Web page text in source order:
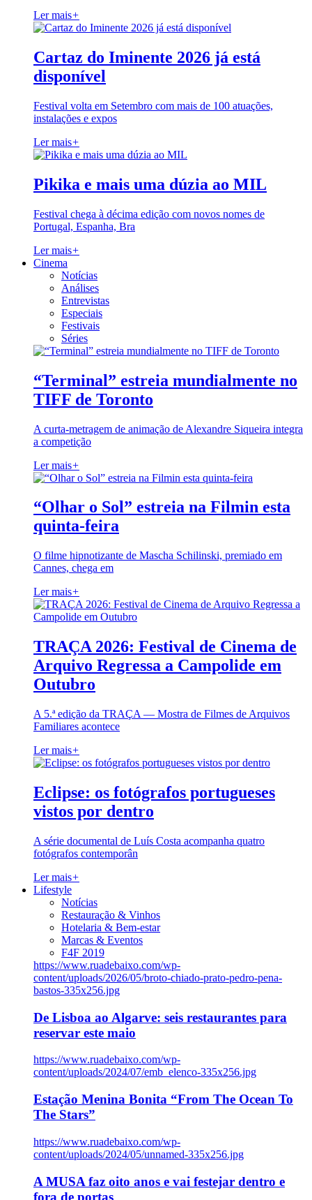
Ler mais+
Cartaz do Iminente 2026 já está
disponível
Festival volta em Setembro com mais de 100 atuações,
instalações e expos
Ler mais+
Pikika e mais uma dúzia ao MIL
Festival chega à décima edição com novos nomes de
Portugal, Espanha, Bra
Ler mais+
Cinema
Notícias
Análises
Entrevistas
Especiais
Festivais
Séries
“Terminal” estreia mundialmente no
TIFF de Toronto
A curta-metragem de animação de Alexandre Siqueira integra
a competição
Ler mais+
“Olhar o Sol” estreia na Filmin esta
quinta-feira
O filme hipnotizante de Mascha Schilinski, premiado em
Cannes, chega em
Ler mais+
TRAÇA 2026: Festival de Cinema de
Arquivo Regressa a Campolide em
Outubro
A 5.ª edição da TRAÇA — Mostra de Filmes de Arquivos
Familiares acontece
Ler mais+
Eclipse: os fotógrafos portugueses
vistos por dentro
A série documental de Luís Costa acompanha quatro
fotógrafos contemporân
Ler mais+
Lifestyle
Notícias
Restauração & Vinhos
Hotelaria & Bem-estar
Marcas & Eventos
F4F 2019
https://www.ruadebaixo.com/wp-
content/uploads/2026/05/broto-chiado-prato-pedro-pena-
bastos-335x256.jpg
De Lisboa ao Algarve: seis restaurantes para
reservar este maio
https://www.ruadebaixo.com/wp-
content/uploads/2024/07/emb_elenco-335x256.jpg
Estação Menina Bonita “From The Ocean To
The Stars”
https://www.ruadebaixo.com/wp-
content/uploads/2024/05/unnamed-335x256.jpg
A MUSA faz oito anos e vai festejar dentro e
fora de portas